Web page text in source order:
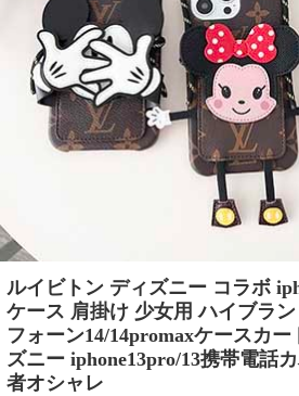
ルイビトン ディズニー コラボ
ケース 肩掛け 少女用 ハイブラ
フォーン14/14promaxケースカ
ズニー iphone13pro/13携帯電話
者オシャレ